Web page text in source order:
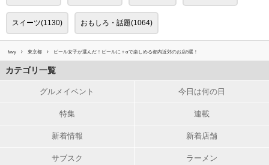
スイーツ(1130) おもしろ・話題(1064)
favy 東京都 ビール女子が選んだ！ビールに＋αで楽しめる都内近郊のお店5選！
カテゴリ一覧
グルメイベント 今日は何の日
特集 連載
新着情報 新着店舗
サブスク ラーメン